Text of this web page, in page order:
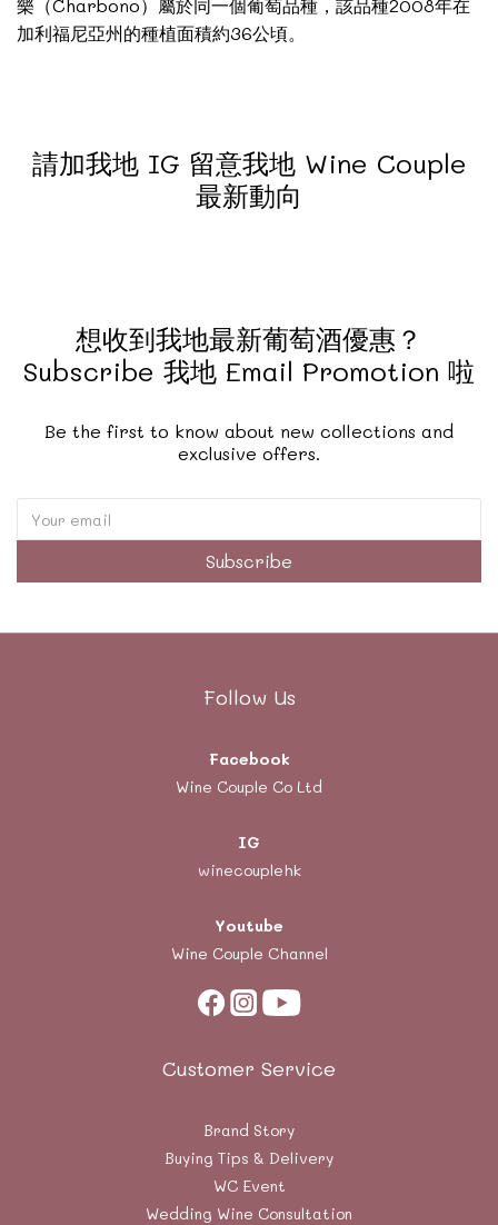
樂（Charbono）屬於同一個葡萄品種，該品種2008年在
加利福尼亞州的種植面積約36公頃。
請加我地 IG 留意我地 Wine Couple
最新動向
想收到我地最新葡萄酒優惠？
Subscribe 我地 Email Promotion 啦
Be the first to know about new collections and
exclusive offers.
Subscribe
Follow Us
Facebook
Wine Couple Co Ltd
IG
winecouplehk
Youtube
Wine Couple Channel
Customer Service
Brand Story
Buying Tips & Delivery
WC Event
Wedding Wine Consultation